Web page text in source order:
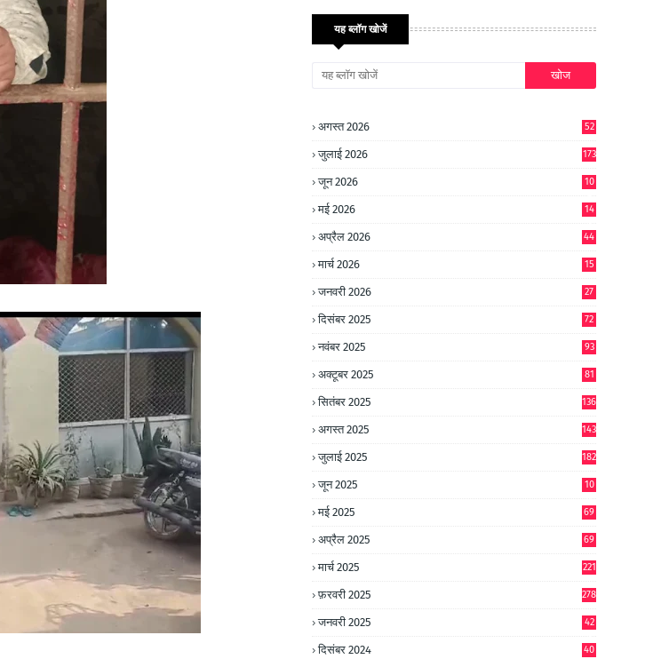
यह ब्लॉग खोजें
अगस्त 2026 52
जुलाई 2026 173
जून 2026
10
मई 2026
14
अप्रैल 2026 44
मार्च 2026 15
जनवरी 2026 27
दिसंबर 2025 72
नवंबर 2025 93
अक्टूबर 2025 81
सितंबर 2025 136
अगस्त 2025 143
जुलाई 2025 182
जून 2025
10
मई 2025 69
अप्रैल 2025 69
मार्च 2025 221
फ़रवरी 2025 278
जनवरी 2025
42
दिसंबर 2024
40